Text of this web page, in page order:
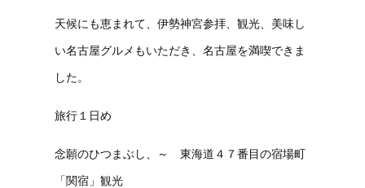
天候にも恵まれて、伊勢神宮参拝、観光、美味し
い名古屋グルメもいただき、名古屋を満喫できま
した。
旅行１日め
念願のひつまぶし、～ 東海道４７番目の宿場町
「関宿」観光